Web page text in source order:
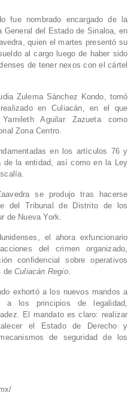
fue nombrado encargado de la
del Estado de Sinaloa, en
quien el martes presentó su
al cargo luego de haber sido
de tener nexos con el cártel
Zulema Sánchez Kondo, tomó
en Culiacán, en el que
Aguilar Zazueta como
Zona Centro.
en los artículos 76 y
la entidad, así como en la Ley
se produjo tras hacerse
del Tribunal de Distrito de los
de Nueva York.
el ahora exfuncionario
del crimen organizado,
confidencial sobre operativos
de Culiacán Regio.
exhortó a los nuevos mandos a
a los principios de legalidad,
El mandato es claro: realizar
el Estado de Derecho y
de seguridad de los